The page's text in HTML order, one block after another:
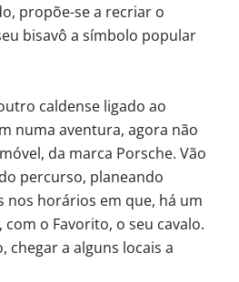
propõe-se a recriar o
bisavô a símbolo popular
caldense ligado ao
numa aventura, agora não
da marca Porsche. Vão
percurso, planeando
nos horários em que, há um
o Favorito, o seu cavalo.
chegar a alguns locais a